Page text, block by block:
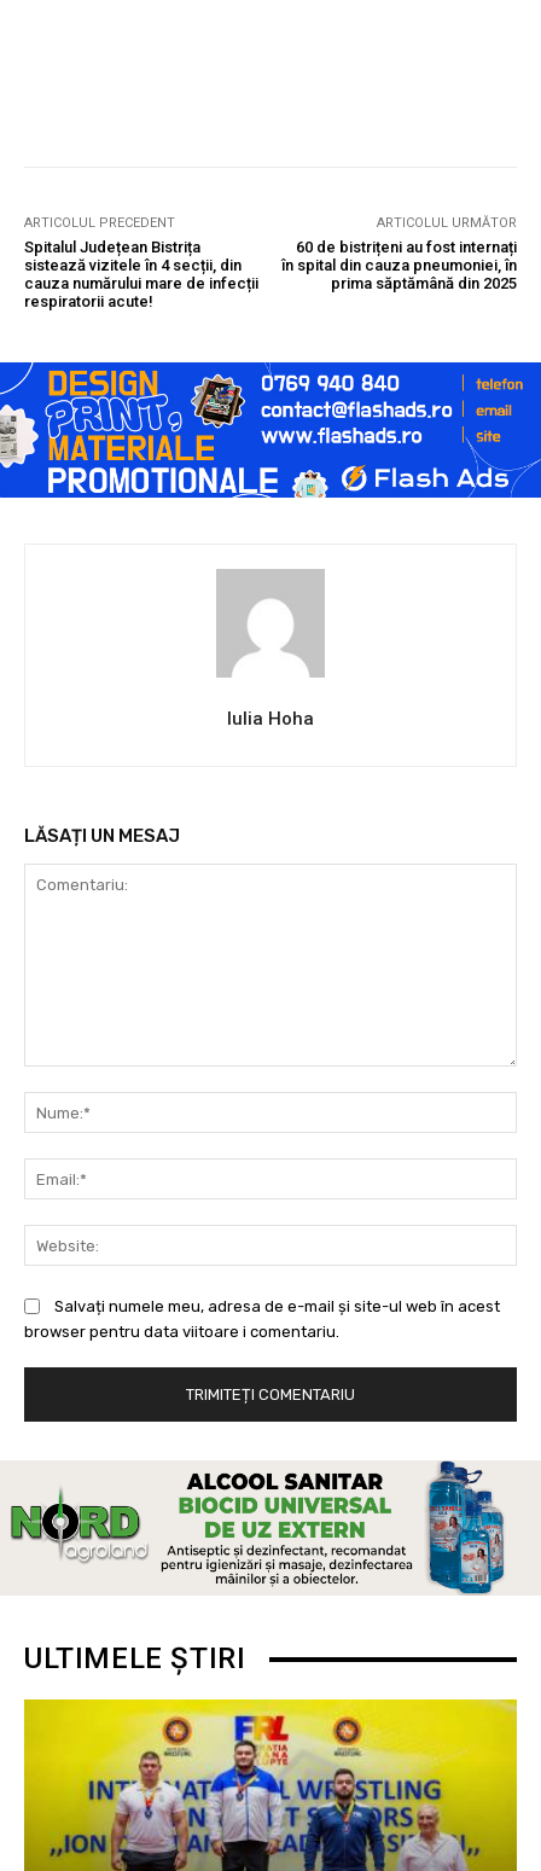
ARTICOLUL PRECEDENT
Spitalul Județean Bistrița
sistează vizitele în 4 secții, din
cauza numărului mare de infecții
respiratorii acute!
ARTICOLUL URMĂTOR
60 de bistrițeni au fost internați
în spital din cauza pneumoniei, în
prima săptămână din 2025
Iulia Hoha
LĂSAȚI UN MESAJ
Salvați numele meu, adresa de e-mail și site-ul web în acest
browser pentru data viitoare i comentariu.
ULTIMELE ȘTIRI